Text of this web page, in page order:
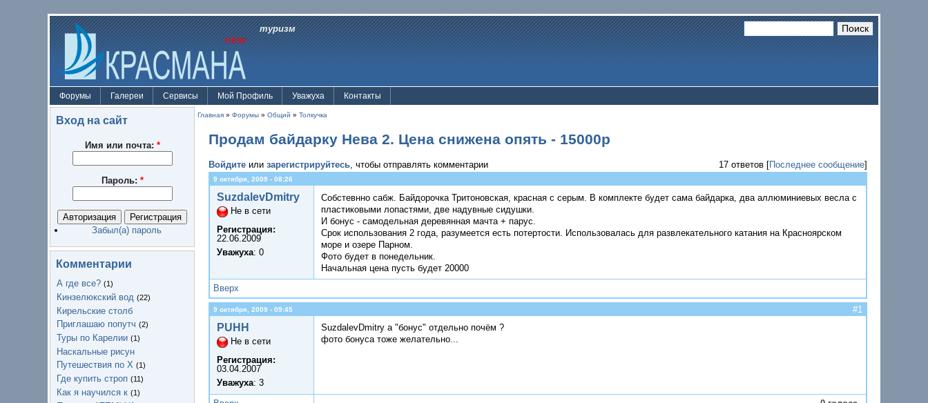
туризм
Форумы Галереи Сервисы Мой Профиль Уважуха Контакты
Вход на сайт
Имя или почта: *
Пароль: *
Забыл(а) пароль
Комментарии
А где все? (1)
Кинзелюкский вод (22)
Кирельские столб
Приглашаю попутч (2)
Туры по Карелии (1)
Наскальные рисун
Путешествия по Х (1)
Где купить строп (11)
Как я научился к (1)
Главная » Форумы » Общий » Толкучка
Продам байдарку Нева 2. Цена снижена опять - 15000р
Войдите или зарегистрируйтесь, чтобы отправлять комментарии 17 ответов [Последнее сообщение]
9 октября, 2009 - 08:26
SuzdalevDmitry
Не в сети
Регистрация:
22.06.2009
Уважуха: 0
Собстевнно сабж. Байдорочка Тритоновская, красная с серым. В комплекте будет сама байдарка, два аллюминиевых весла с
пластиковыми лопастями, две надувные сидушки.
И бонус - самодельная деревянная мачта + парус.
Срок использования 2 года, разумеется есть потертости. Использовалась для развлекательного катания на Красноярском
море и озере Парном.
Фото будет в понедельник.
Начальная цена пусть будет 20000
Вверх
9 октября, 2009 - 09:45 #1
PUHH
Не в сети
Регистрация:
03.04.2007
Уважуха: 3
SuzdalevDmitry а "бонус" отдельно почём ?
фото бонуса тоже желательно...